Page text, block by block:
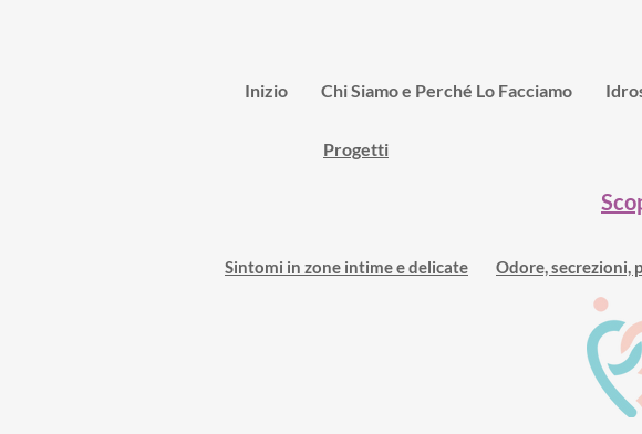
Inizio Chi Siamo e Perché Lo Facciamo
Progetti
Sintomi in zone intime e delicate Odore, secrezioni,